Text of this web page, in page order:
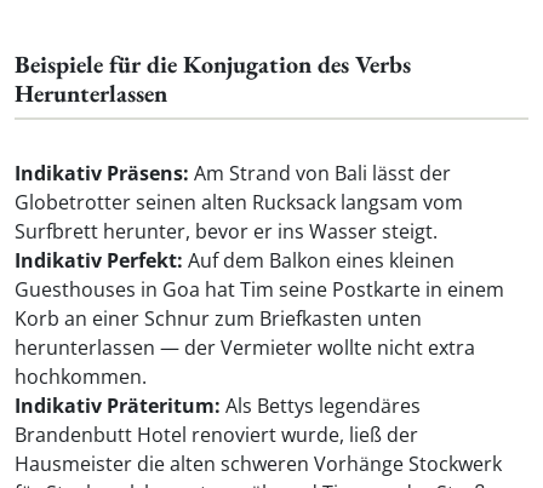
Beispiele für die Konjugation des Verbs
Herunterlassen
Indikativ Präsens: Am Strand von Bali lässt der
Globetrotter seinen alten Rucksack langsam vom
Surfbrett herunter, bevor er ins Wasser steigt.
Indikativ Perfekt: Auf dem Balkon eines kleinen
Guesthouses in Goa hat Tim seine Postkarte in einem
Korb an einer Schnur zum Briefkasten unten
herunterlassen — der Vermieter wollte nicht extra
hochkommen.
Indikativ Präteritum: Als Bettys legendäres
Brandenbutt Hotel renoviert wurde, ließ der
Hausmeister die alten schweren Vorhänge Stockwerk